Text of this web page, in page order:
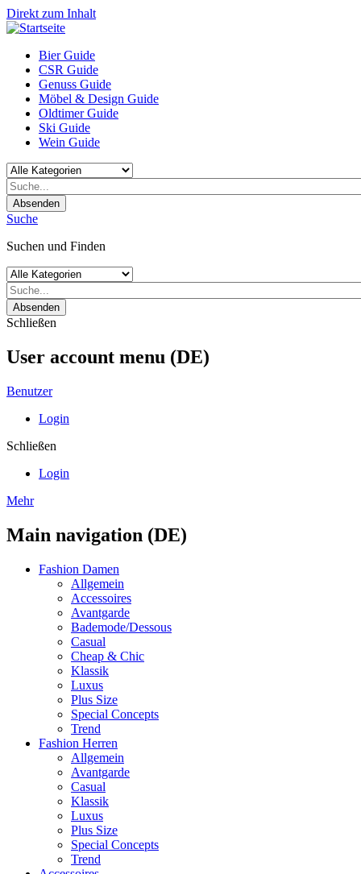
Direkt zum Inhalt
Bier Guide
CSR Guide
Genuss Guide
Möbel & Design Guide
Oldtimer Guide
Ski Guide
Wein Guide
Absenden
Suche
Suchen und Finden
Absenden
Schließen
User account menu (DE)
Benutzer
Login
Schließen
Login
Mehr
Main navigation (DE)
Fashion Damen
Allgemein
Accessoires
Avantgarde
Bademode/Dessous
Casual
Cheap & Chic
Klassik
Luxus
Plus Size
Special Concepts
Trend
Fashion Herren
Allgemein
Avantgarde
Casual
Klassik
Luxus
Plus Size
Special Concepts
Trend